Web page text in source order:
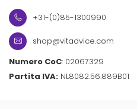
+31-(0)85-1300990
shop@vitadvice.com
Numero CoC: 02067329
Partita IVA: NL8082.56.889B01